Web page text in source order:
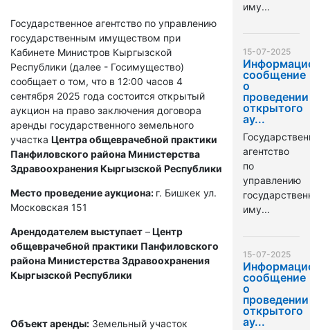
Государственное агентство по управлению
государственным имуществом при
Кабинете Министров Кыргызской
Республики (далее - Госимущество)
сообщает о том, что в 12:00 часов 4
сентября 2025 года состоится открытый
аукцион на право заключения договора
аренды государственного земельного
участка Центра общеврачебной практики
Панфиловского района Министерства
Здравоохранения Кыргызской Республики
Место проведение аукциона: г. Бишкек ул.
Московская 151
Арендодателем выступает –Центр
общеврачебной практики Панфиловского
района Министерства Здравоохранения
Кыргызской Республики
Объект аренды: Земельный участок
иму...
15-07-2025
сообщение
о
проведении
открытого
ау...
агентство
по
управлению
иму...
15-07-2025
сообщение
о
проведении
открытого
ау...